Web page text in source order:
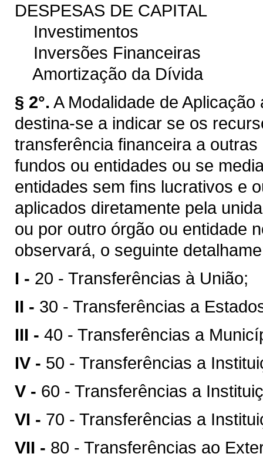
DESPESAS DE CAPITAL
Investimentos
Inversões Financeiras
Amortização da Dívida
§ 2°. A Modalidade de
destina-se a indicar se os
transferência financeira a
fundos ou entidades ou se
entidades sem fins lucrativos e
aplicados diretamente pela
ou por outro órgão ou entidade
observará, o seguinte
I - 20 - Transferências à União;
II - 30 - Transferências a
III - 40 - Transferências a
IV - 50 - Transferências a
V - 60 - Transferências a
VI - 70 - Transferências a
VII - 80 - Transferências ao